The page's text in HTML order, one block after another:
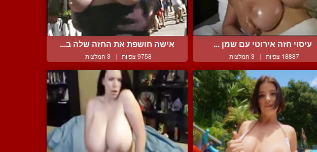
עיסוי חזה אירוטי עם שמן ...
18887 צפיות | 3 המלצות
אישה חושפת את החזה שלה ב...
9758 צפיות | 3 המלצות